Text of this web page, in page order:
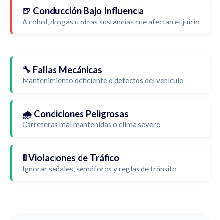
🍺 Conducción Bajo Influencia
Alcohol, drogas u otras sustancias que afectan el juicio
🔧 Fallas Mecánicas
Mantenimiento deficiente o defectos del vehículo
🌧️ Condiciones Peligrosas
Carreteras mal mantenidas o clima severo
🚦 Violaciones de Tráfico
Ignorar señales, semáforos y reglas de tránsito